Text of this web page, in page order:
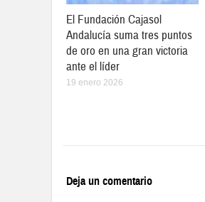
El Fundación Cajasol
Andalucía suma tres puntos
de oro en una gran victoria
ante el líder
19 enero 2026
Deja un comentario